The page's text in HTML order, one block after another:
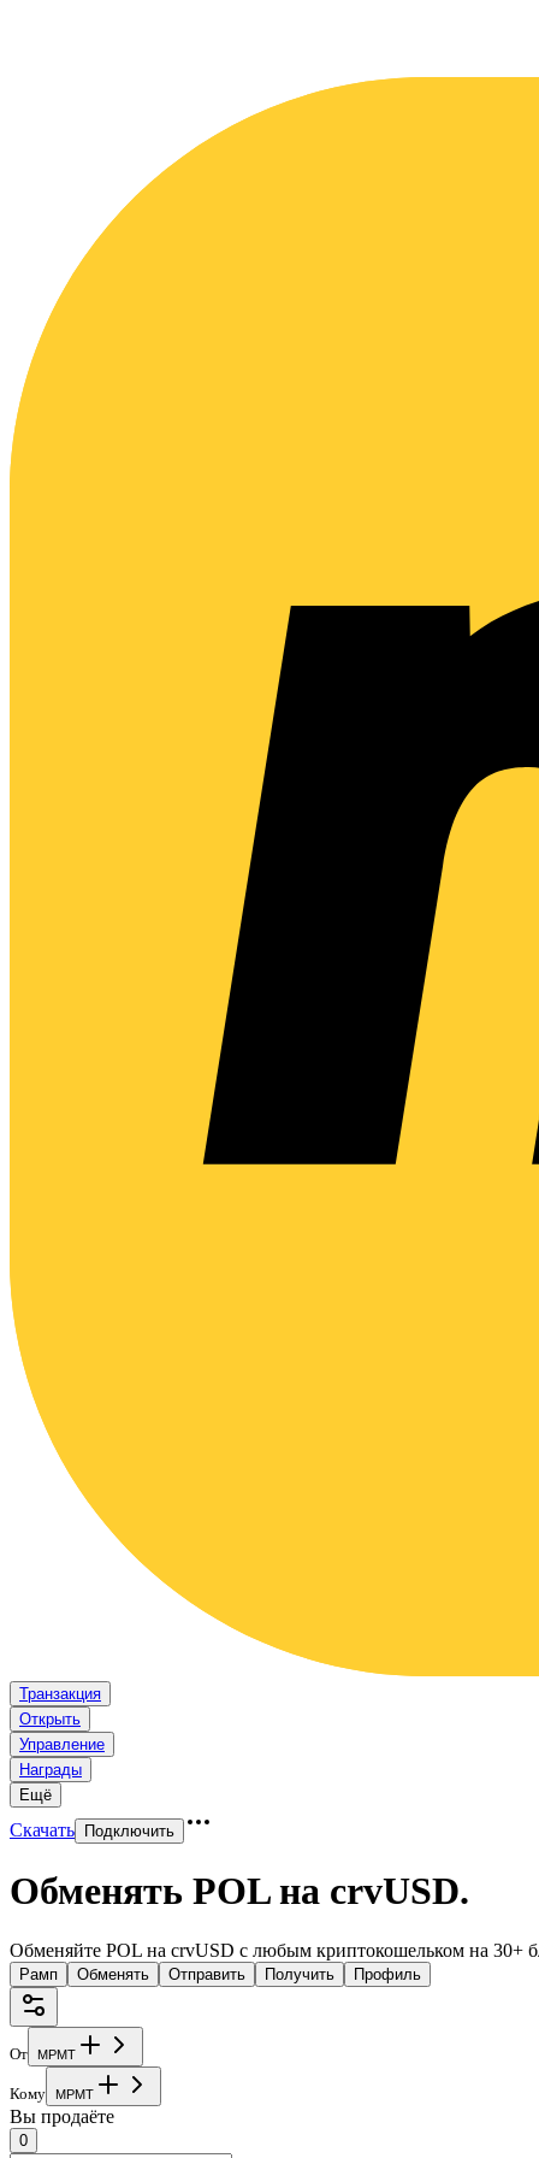
Транзакция
Открыть
Управление
Награды
Ещё
Скачать Подключить
Обменять POL на crvUSD.
Обменяйте POL на crvUSD с любым криптокошельком на 30+
Рамп Обменять Отправить Получить Профиль
От MPMT
Кому MPMT
Вы продаёте
0